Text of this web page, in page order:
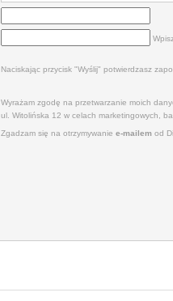
Naciskając przycisk "Wyślij" potwierdzasz
Wyrażam zgodę na przetwarzanie moich
ul. Witolińska 12 w celach marketingowych,
Zgadzam się na otrzymywanie e‑mailem od